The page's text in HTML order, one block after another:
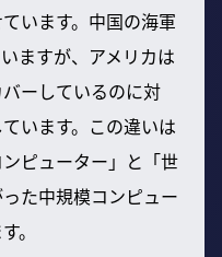
います。中国の海軍
ますが、アメリカは
ーしているのに対
います。この違いは
ピューター」と「世
た中規模コンピュー
。